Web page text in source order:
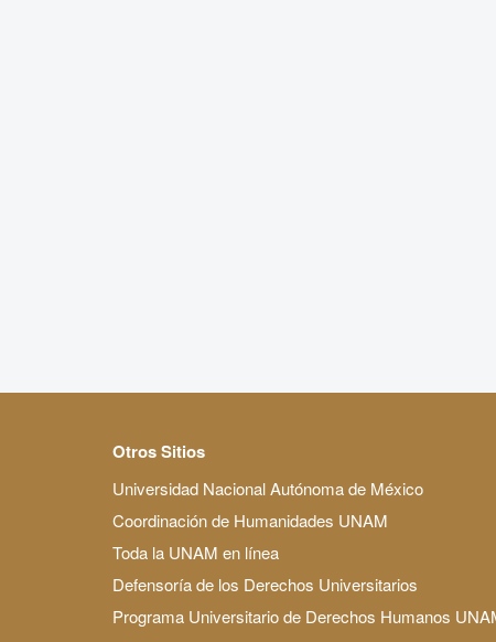
Otros Sitios
Universidad Nacional Autónoma de México
Coordinación de Humanidades UNAM
Toda la UNAM en línea
Defensoría de los Derechos Universitarios
Programa Universitario de Derechos Humanos